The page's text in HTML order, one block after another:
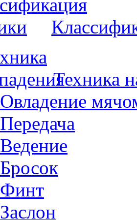
Техника
Овладение
Передача
Ведение
Бросок
Финт
Заслон